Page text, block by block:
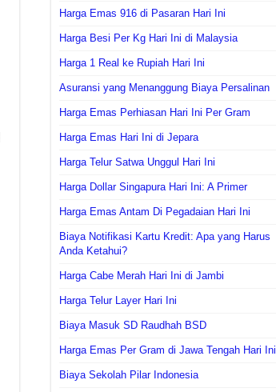
Harga Emas 916 di Pasaran Hari Ini
Harga Besi Per Kg Hari Ini di Malaysia
Harga 1 Real ke Rupiah Hari Ini
Asuransi yang Menanggung Biaya Persalinan
Harga Emas Perhiasan Hari Ini Per Gram
Harga Emas Hari Ini di Jepara
Harga Telur Satwa Unggul Hari Ini
Harga Dollar Singapura Hari Ini: A Primer
Harga Emas Antam Di Pegadaian Hari Ini
Biaya Notifikasi Kartu Kredit: Apa yang Harus
Anda Ketahui?
Harga Cabe Merah Hari Ini di Jambi
Harga Telur Layer Hari Ini
Biaya Masuk SD Raudhah BSD
Harga Emas Per Gram di Jawa Tengah Hari Ini
Biaya Sekolah Pilar Indonesia